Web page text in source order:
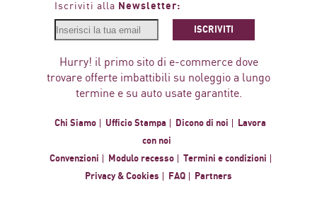
Iscriviti alla Newsletter:
ISCRIVITI
Hurry! il primo sito di e-commerce dove
trovare offerte imbattibili su noleggio a lungo
termine e su auto usate garantite.
Chi Siamo Ufficio Stampa Dicono di noi
Lavora
con noi
Convenzioni
Modulo recesso
Termini e condizioni
Privacy & Cookies
FAQ Partners